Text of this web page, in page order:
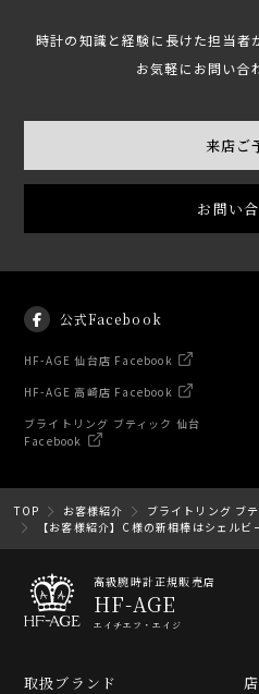
時計の知識と経験に長けた担当者
お気軽にお問い合
来店ご
お問い
公式Facebook
HF-AGE 仙台店 Facebook
HF-AGE 高崎店 Facebook
ブライトリング ブティック 仙台
Facebook
TOP お客様紹介
ブライトリング ブ
【お客様紹介】C様の新相棒はシェルビ
高級腕時計正規販売店
HF-AGE
エイチエフ・エイジ
取扱ブランド